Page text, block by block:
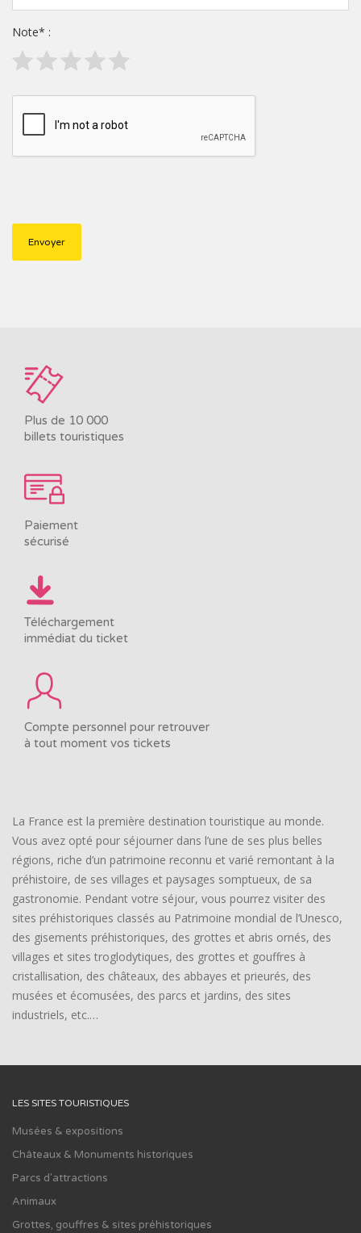
Note* :
Plus de 10 000
billets touristiques
Paiement
sécurisé
Téléchargement
immédiat du ticket
Compte personnel pour retrouver
à tout moment vos tickets
La France est la première destination touristique au monde.
Vous avez opté pour séjourner dans l’une de ses plus belles
régions, riche d’un patrimoine reconnu et varié remontant à la
préhistoire, de ses villages et paysages somptueux, de sa
gastronomie. Pendant votre séjour, vous pourrez visiter des
sites préhistoriques classés au Patrimoine mondial de l’Unesco,
des gisements préhistoriques, des grottes et abris ornés, des
villages et sites troglodytiques, des grottes et gouffres à
cristallisation, des châteaux, des abbayes et prieurés, des
musées et écomusées, des parcs et jardins, des sites
industriels, etc.…
LES SITES TOURISTIQUES
Musées & expositions
Châteaux & Monuments historiques
Parcs d'attractions
Animaux
Grottes, gouffres & sites préhistoriques